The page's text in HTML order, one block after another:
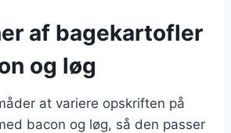
af bagekartofler
og løg
at variere opskriften på
bacon og løg, så den passer